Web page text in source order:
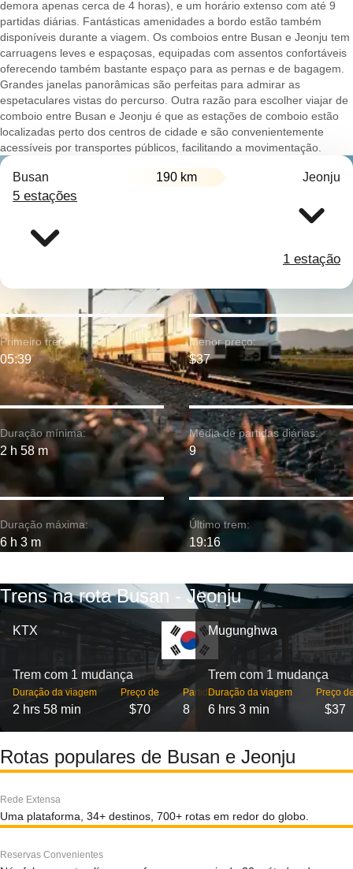
demora apenas cerca de 4 horas), e um horário extenso com até 9
partidas diárias. Fantásticas amenidades a bordo estão também
disponíveis durante a viagem. Os comboios entre Busan e Jeonju tem
carruagens leves e espaçosas, equipadas com assentos confortáveis
oferecendo também bastante espaço para as pernas e de bagagem.
Grandes janelas panorâmicas são perfeitas para admirar as
espetaculares vistas do percurso. Outra razão para escolher viajar de
comboio entre Busan e Jeonju é que as estações de comboio estão
localizadas perto dos centros de cidade e são convenientemente
acessíveis por transportes públicos, facilitando a movimentação.
Busan 190 km Jeonju
5 estações
1 estação
Duração mínima:
2 h 58 m
Primeiro trem:
05:39
Duração máxima:
6 h 3 m
Menor preço:
$37
Média de partidas diárias:
9
Último trem:
19:16
Trens na rota Busan - Jeonju
KTX
Trem com 1 mudança
Duração da viagem
2 hrs 58 min
Preço de
$70
Partidas
8
Mugunghwa
Trem com 1 mudança
Duração da viagem
6 hrs 3 min
Preço
$37
Rotas populares de Busan e Jeonju
Rede Extensa
Uma plataforma, 34+ destinos, 700+ rotas em redor do globo.
Reservas Convenientes